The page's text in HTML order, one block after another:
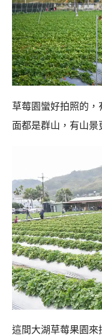
草莓園蠻好拍照的，
面都是群山，有山景
這間大湖草莓果園來